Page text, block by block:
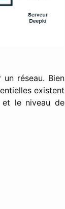
réseau. Bien
existent
et le niveau de